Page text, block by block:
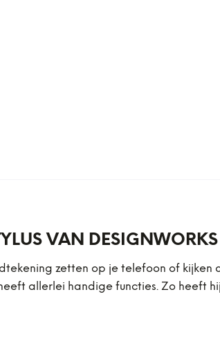
VAN
zetten op je telefoon of
allerlei handige functies. Zo heeft